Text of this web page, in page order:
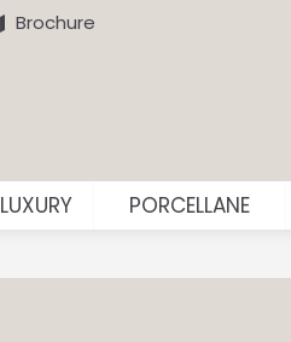
Brochure
LUXURY PORCELLANE